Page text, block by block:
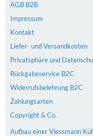
AGB B2B
Impressum
Kontakt
Liefer- und Versandkosten
Privatsphäre und
Rückgabeservice B2C
Widerrufsbelehrung B2C
Zahlungsarten
Copyright & Co.
Aufbau einer Viessmann